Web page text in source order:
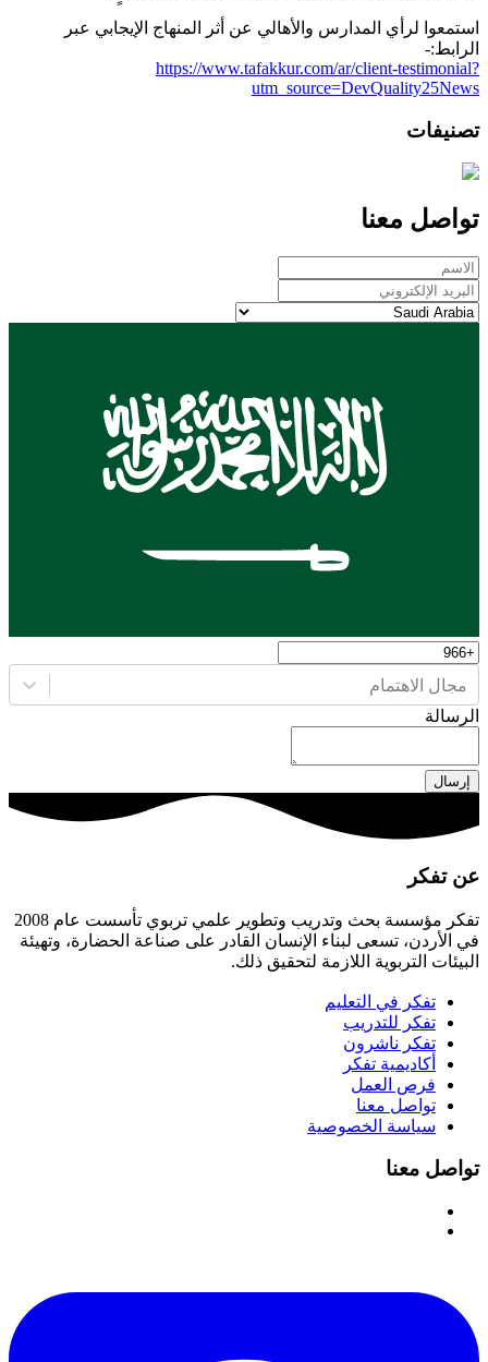
استمعوا لرأي المدارس والأهالي عن أثر المنهاج الإيجابي عبر
الرابط:-
https://www.tafakkur.com/ar/client-testimonial?
utm_source=DevQuality25News
تصنيفات
تواصل معنا
مجال الاهتمام
الرسالة
إرسال
عن تفكر
تفكر مؤسسة بحث وتدريب وتطوير علمي تربوي تأسست عام 2008
في الأردن، تسعى لبناء الإنسان القادر على صناعة الحضارة، وتهيئة
البيئات التربوية اللازمة لتحقيق ذلك.
تفكر في التعليم
تفكر للتدريب
تفكر ناشرون
أكاديمية تفكر
فرص العمل
تواصل معنا
سياسة الخصوصية
تواصل معنا